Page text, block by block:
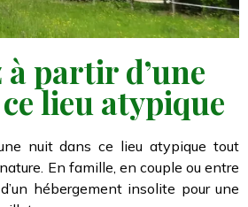
à partir d’une
lieu atypique
nuit dans ce lieu atypique tout
En famille, en couple ou entre
hébergement insolite pour une